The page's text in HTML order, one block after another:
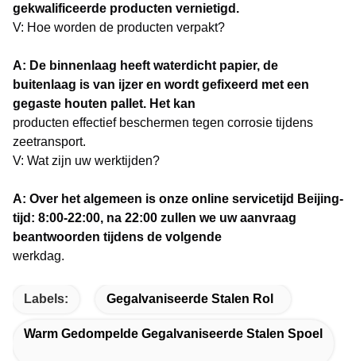
gekwalificeerde producten vernietigd.
V: Hoe worden de producten verpakt?
A: De binnenlaag heeft waterdicht papier, de
buitenlaag is van ijzer en wordt gefixeerd met een
gegaste houten pallet. Het kan
producten effectief beschermen tegen corrosie tijdens
zeetransport.
V: Wat zijn uw werktijden?
A: Over het algemeen is onze online servicetijd Beijing-
tijd: 8:00-22:00, na 22:00 zullen we uw aanvraag
beantwoorden tijdens de volgende
werkdag.
Labels: Gegalvaniseerde Stalen Rol
Warm Gedompelde Gegalvaniseerde Stalen Spoel